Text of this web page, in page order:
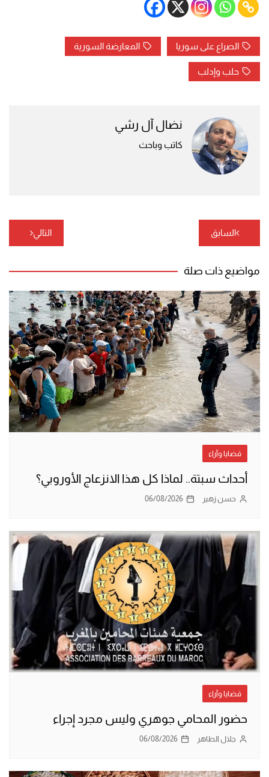
الصراع على سوريا المعارضة السورية
حلب وإدلب
نضال آل رشي
كاتب وباحث
تصفّح
المقالات
السابق التالي
مواضيع ذات صلة
قضايا وآراء
أحداث سبتة.. لماذا كل هذا الانزعاج الأوروبي؟
حسن زهير 06/08/2026
قضايا وآراء
حضور المحامي جوهري وليس مجرد إجراء
جلال الطاهر 06/08/2026